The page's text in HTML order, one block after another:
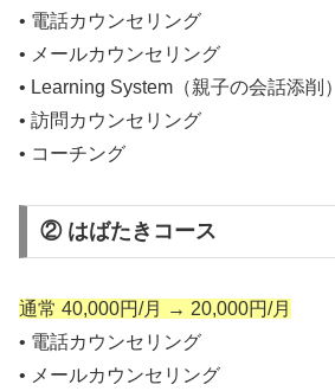
• 電話カウンセリング
• メールカウンセリング
• Learning System（親子の会話添削）
• 訪問カウンセリング
• コーチング
② はばたきコース
通常 40,000円/月 → 20,000円/月
• 電話カウンセリング
• メールカウンセリング